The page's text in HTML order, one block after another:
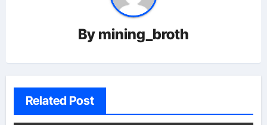
By mining_broth
Related Post